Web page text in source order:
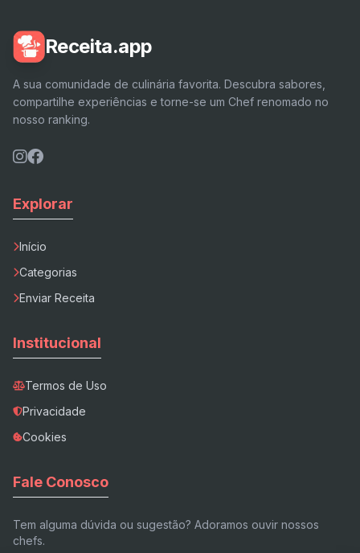
Receita.app
A sua comunidade de culinária favorita. Descubra sabores,
compartilhe experiências e torne-se um Chef renomado no
nosso ranking.
Explorar
Início
Categorias
Enviar Receita
Institucional
Termos de Uso
Privacidade
Cookies
Fale Conosco
Tem alguma dúvida ou sugestão? Adoramos ouvir nossos
chefs.